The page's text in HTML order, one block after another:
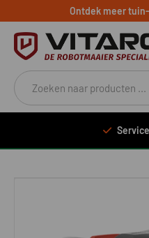
Ontdek meer
Producten
zoeken